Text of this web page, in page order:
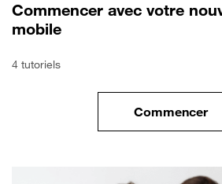
Commencer avec votre
mobile
4 tutoriels
Commencer
le tuto